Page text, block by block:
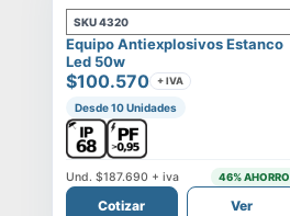
SKU4320
Equipo Antiexplosivos Estanco
Led 50w
$100.570 + IVA
Desde 10 Unidades
Und.$187.690 + iva 46% AHORRO
Cotizar Ver